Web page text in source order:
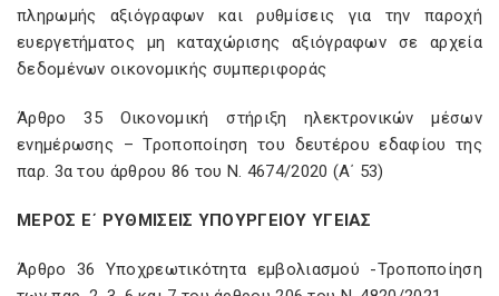
πληρωμής αξιόγραφων και ρυθμίσεις για την παροχή
ευεργετήματος μη καταχώρισης αξιόγραφων σε αρχεία
δεδομένων οικονομικής συμπεριφοράς
Άρθρο 35 Οικονομική στήριξη ηλεκτρονικών μέσων
ενημέρωσης – Τροποποίηση του δευτέρου εδαφίου της
παρ. 3α του άρθρου 86 του Ν. 4674/2020 (Α΄ 53)
ΜΕΡΟΣ Ε΄ ΡΥΘΜΙΣΕΙΣ ΥΠΟΥΡΓΕΙΟΥ ΥΓΕΙΑΣ
Άρθρο 36 Υποχρεωτικότητα εμβολιασμού -Τροποποίηση